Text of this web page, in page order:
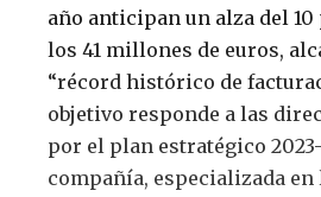
año anticipan un alza del
los 41 millones de euros,
“récord histórico de
objetivo responde a las
por el plan estratégico
compañía, especializada